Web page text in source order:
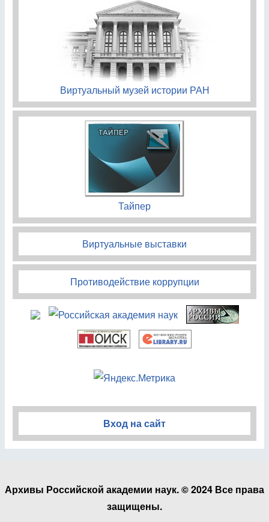
Виртуальный музей истории РАН
Тайпер
Виртуальные выставки
Противодействие коррупции
Вход на сайт
Архивы Российской академии наук. © 2024 Все права
защищены.